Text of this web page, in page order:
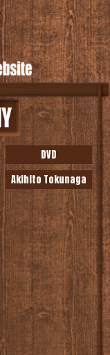
DVD
Akihito Tokunaga